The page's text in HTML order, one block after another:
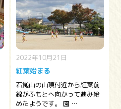
2022年10月21日
紅葉始まる
石鎚山の山頂付近から紅葉前
線がふもとへ向かって進み始
めたようです。 園 …